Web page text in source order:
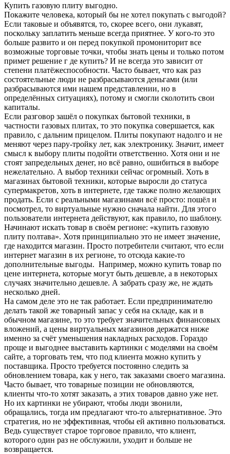
Купить газовую плиту выгодно.
Покажите человека, который бы не хотел покупать с выгодой?
Если таковые и объявятся, то, скорее всего, они лукавят,
поскольку заплатить меньше всегда приятнее. У кого-то это
больше развито и он перед покупкой промониторит все
возможные торговые точки, чтобы знать цены и только потом
примет решение г де купить? И не всегда это зависит от
степени платёжеспособности. Часто бывает, что как раз
состоятельные люди не разбрасываются деньгами (или
разбрасываются ими нашем представлении, но в
определённых ситуациях), потому и смогли сколотить свои
капиталы.
Если разговор зашёл о покупках бытовой техники, в
частности газовых плитах, то это покупка совершается, как
правило, с дальним прицелом. Плиты покупают надолго и не
меняют через пару-тройку лет, как электронику. Значит, имеет
смысл к выбору плиты подойти ответственно. Хотя они и не
стоят запредельных денег, но всё равно, ошибиться в выборе
нежелательно. А выбор техники сейчас огромный. Хоть в
магазинах бытовой техники, которые выросли до статуса
супермакретов, хоть в интернете, где также полно желающих
продать. Если с реальными магазинами всё просто: пошёл и
посмотрел, то виртуальные нужно сначала найти. Для этого
пользователи интернета действуют, как правило, по шаблону.
Начинают искать товар в своём регионе: «купить газовую
плиту полтава». Хотя принципиально это не имеет значение,
где находится магазин. Просто потребители считают, что если
интернет магазин в их регионе, то отсюда какие-то
дополнительные выгоды. Например, можно купить товар по
цене интернета, которые могут быть дешевле, а в некоторых
случаях значительно дешевле. А забрать сразу же, не ждать
несколько дней.
На самом деле это не так работает. Если предпринимателю
делать такой же товарный запас у себя на складе, как и в
обычном магазине, то это требует значительных финансовых
вложений, а цены виртуальных магазинов держатся ниже
именно за счёт уменьшения накладных расходов. Гораздо
проще и выгоднее выставить картинки с моделями на своём
сайте, а торговать тем, что под клиента можно купить у
поставщика. Просто требуется постоянно следить за
обновлением товара, как у него, так заказами своего магазина.
Часто бывает, что товарные позиции не обновляются,
клиенты что-то хотят заказать, а этих товаров давно уже нет.
Но их картинки не убирают, чтобы люди звонили,
обращались, тогда им предлагают что-то альтернативное. Это
стратегия, но не эффективная, чтобы ей активно пользоваться.
Ведь существует старое торговое правило, что клиент,
которого один раз не обслужили, уходит и больше не
возвращается.